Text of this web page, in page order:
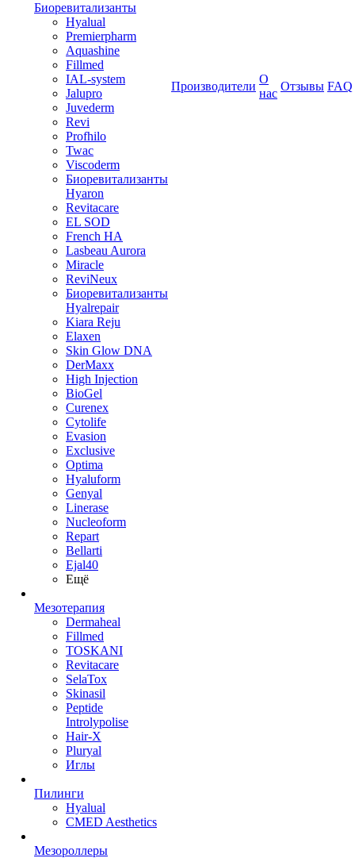
Биоревитализанты
Hyalual
Premierpharm
Aquashine
Fillmed
IAL-system
Jalupro
Juvederm
Revi
Profhilo
Twac
Viscoderm
Биоревитализанты
Hyaron
Revitacare
EL SOD
French HA
Lasbeau Aurora
Miracle
ReviNeux
Биоревитализанты
Hyalrepair
Kiara Reju
Elaxen
Skin Glow DNA
DerMaxx
High Injection
BioGel
Curenex
Cytolife
Evasion
Exclusive
Optima
Hyaluform
Genyal
Linerase
Nucleoform
Repart
Bellarti
Ejal40
Ещё
Мезотерапия
Dermaheal
Fillmed
TOSKANI
Revitacare
SelaTox
Skinasil
Peptide
Introlypolise
Hair-X
Pluryal
Иглы
Пилинги
Hyalual
CMED Aesthetics
Мезороллеры
Производители
О
нас
Отзывы FAQ